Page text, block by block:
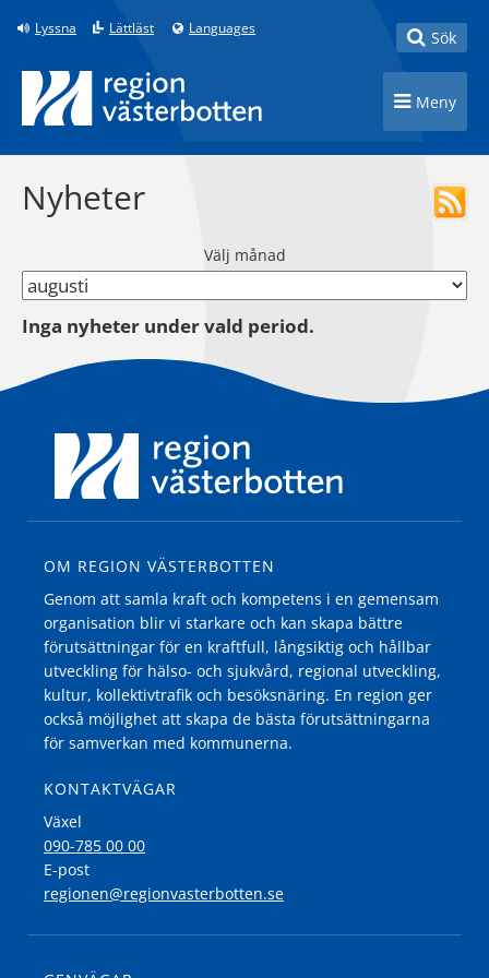
Till innehåll på sidan
Lyssna Lättläst Languages Toggle
Sök
Toggle
Meny
Nyheter
Välj månad
Inga nyheter under vald period.
OM REGION VÄSTERBOTTEN
Genom att samla kraft och kompetens i en gemensam
organisation blir vi starkare och kan skapa bättre
förutsättningar för en kraftfull, långsiktig och hållbar
utveckling för hälso- och sjukvård, regional utveckling,
kultur, kollektivtrafik och besöksnäring. En region ger
också möjlighet att skapa de bästa förutsättningarna
för samverkan med kommunerna.
KONTAKTVÄGAR
Växel
090-785 00 00
E-post
regionen@regionvasterbotten.se